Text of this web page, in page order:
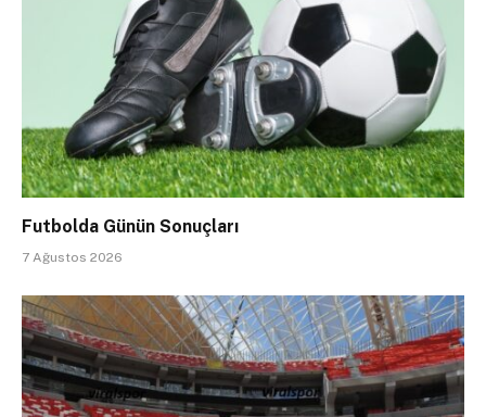
Futbolda Günün Sonuçları
7 Ağustos 2026